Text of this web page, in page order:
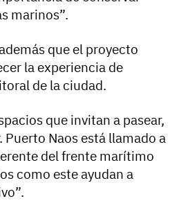
marinos”.
que el proyecto
la experiencia de
de la ciudad.
que invitan a pasear,
Puerto Naos está llamado a
del frente marítimo
como este ayudan a